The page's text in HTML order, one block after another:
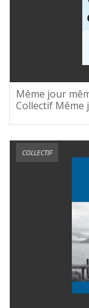
Même jour
Collectif Même
COLLECTIF